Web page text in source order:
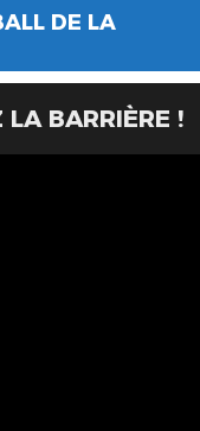
DE LA
LA BARRIÈRE !